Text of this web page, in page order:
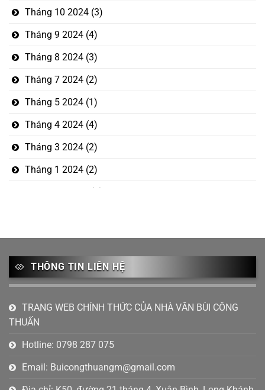
Tháng 10 2024 (3)
Tháng 9 2024 (4)
Tháng 8 2024 (3)
Tháng 7 2024 (2)
Tháng 5 2024 (1)
Tháng 4 2024 (4)
Tháng 3 2024 (2)
Tháng 1 2024 (2)
Tháng 10 2023(3)
Tháng 9 2023
Tháng 8 2023(1)
Tháng 7 2023(6)
Tháng 6 2023
Tháng 4 2023(2)
Tháng 2 2023(1)
THÔNG TIN LIÊN HỆ
TRANG WEB CHÍNH THỨC CỦA NHÀ VĂN BÙI CÔNG
THUẤN
Hotline: 0798 287 075
Email: Buicongthuangm@gmail.com